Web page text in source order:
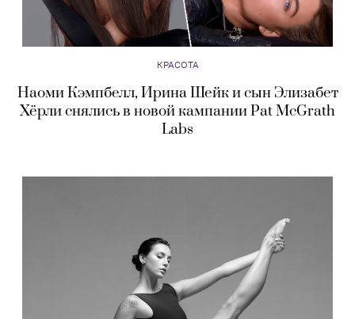
КРАСОТА
Наоми Кэмпбелл, Ирина Шейк и сын Элизабет
Хёрли снялись в новой кампании Pat McGrath
Labs